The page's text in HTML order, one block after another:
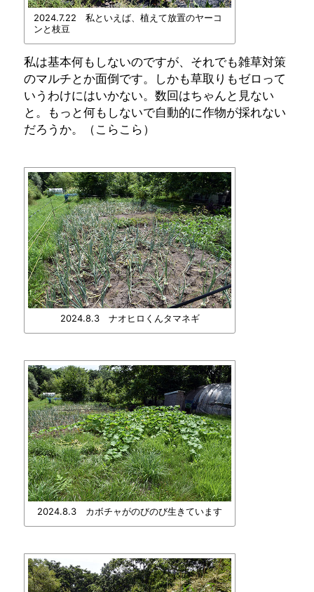
2024.7.22 私といえば、植えて放置のヤーコ
ンと枝豆
私は基本何もしないのですが、それでも雑草対策
のマルチとか面倒です。しかも草取りもゼロって
いうわけにはいかない。数回はちゃんと見ない
と。もっと何もしないで自動的に作物が採れない
だろうか。（こらこら）
2024.8.3 ナオヒロくんタマネギ
2024.8.3 カボチャがのびのび生きています